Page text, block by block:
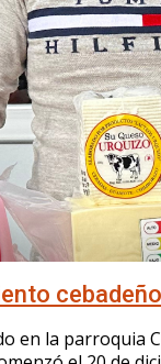
en la parroquia